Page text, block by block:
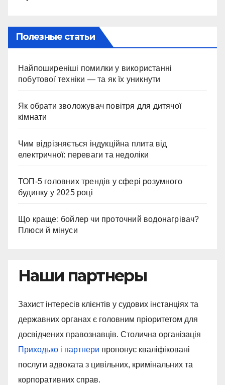
Полезные статьи
Найпоширеніші помилки у використанні
побутової техніки — та як їх уникнути
Як обрати зволожувач повітря для дитячої
кімнати
Чим відрізняється індукційна плита від
електричної: переваги та недоліки
ТОП-5 головних трендів у сфері розумного
будинку у 2025 році
Що краще: бойлер чи проточний водонагрівач?
Плюси й мінуси
Наши партнеры
Захист інтересів клієнтів у судових інстанціях та
державних органах є головним пріоритетом для
досвідчених правознавців. Столична організація
Приходько і партнери пропонує кваліфіковані
послуги адвоката з цивільних, кримінальних та
корпоративних справ.